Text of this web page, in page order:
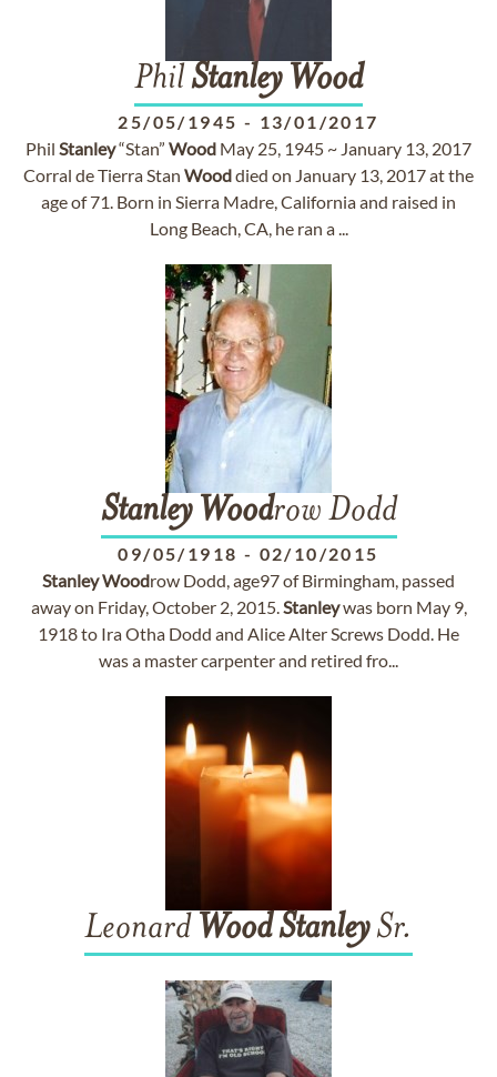
PhilStanley Wood
25/05/1945 - 13/01/2017
Phil Stanley“Stan” Wood May 25, 1945 ~ January 13, 2017
Corral de Tierra Stan Wooddied on January 13, 2017 at the
age of 71. Born in Sierra Madre, California and raised in
Long Beach, CA, he ran a ...
Stanley Woodrow Dodd
09/05/1918 - 02/10/2015
StanleyWoodrow Dodd, age97 of Birmingham, passed
away on Friday, October 2, 2015.Stanleywas born May 9,
1918 to Ira Otha Dodd and Alice Alter Screws Dodd. He
was a master carpenter and retired fro...
Leonard WoodStanleySr.